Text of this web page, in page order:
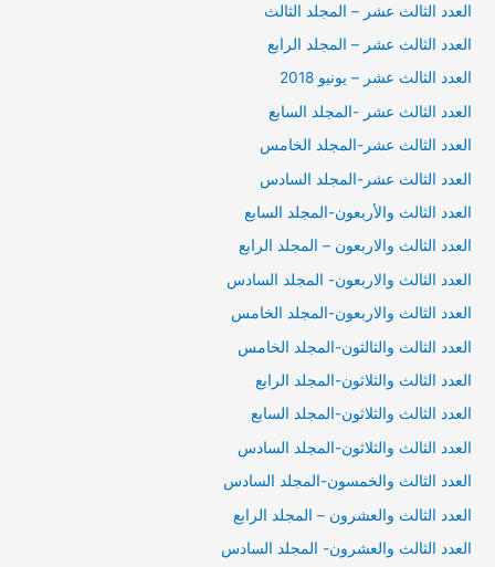
العدد الثالث عشر – المجلد الثالث
العدد الثالث عشر – المجلد الرابع
العدد الثالث عشر – يونيو 2018
العدد الثالث عشر -المجلد السابع
العدد الثالث عشر-المجلد الخامس
العدد الثالث عشر-المجلد السادس
العدد الثالث والأربعون-المجلد السابع
العدد الثالث والاربعون – المجلد الرابع
العدد الثالث والاربعون- المجلد السادس
العدد الثالث والاربعون-المجلد الخامس
العدد الثالث والثالثون-المجلد الخامس
العدد الثالث والثلاثون-المجلد الرابع
العدد الثالث والثلاثون-المجلد السابع
العدد الثالث والثلاثون-المجلد السادس
العدد الثالث والخمسون-المجلد السادس
العدد الثالث والعشرون – المجلد الرابع
العدد الثالث والعشرون- المجلد السادس